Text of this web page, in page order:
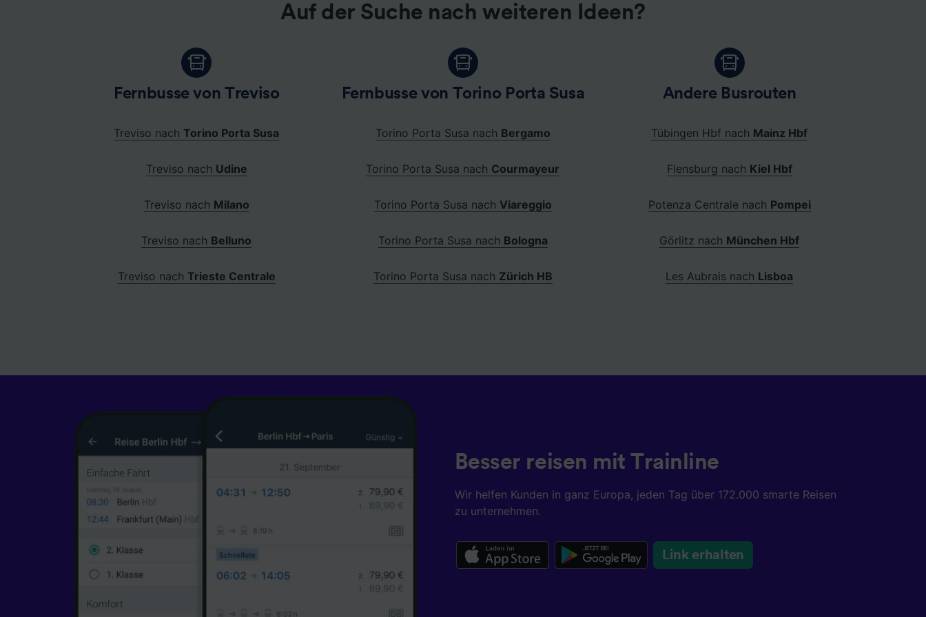
Auf der Suche nach weiteren Ideen?
Fernbusse von Treviso
Treviso nach Torino Porta Susa
Treviso nach Udine
Treviso nach Milano
Treviso nach Belluno
Treviso nach Trieste Centrale
Fernbusse von Torino Porta Susa
Torino Porta Susa nach Bergamo
Torino Porta Susa nach Courmayeur
Torino Porta Susa nach Viareggio
Torino Porta Susa nach Bologna
Torino Porta Susa nach Zürich HB
Andere Busrouten
Tübingen Hbf nach Mainz Hbf
Flensburg nach Kiel Hbf
Potenza Centrale nach Pompei
Görlitz nach München Hbf
Les Aubrais nach Lisboa
Besser reisen mit Trainline
Wir helfen Kunden in ganz Europa, jeden Tag über 172.000 smarte Reisen
zu unternehmen.
Link erhalten